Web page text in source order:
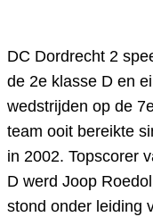
DC Dordrecht 2
de 2e klasse D en
wedstrijden op de
team ooit bereikte
in 2002. Topscorer
D werd Joop
stond onder leiding